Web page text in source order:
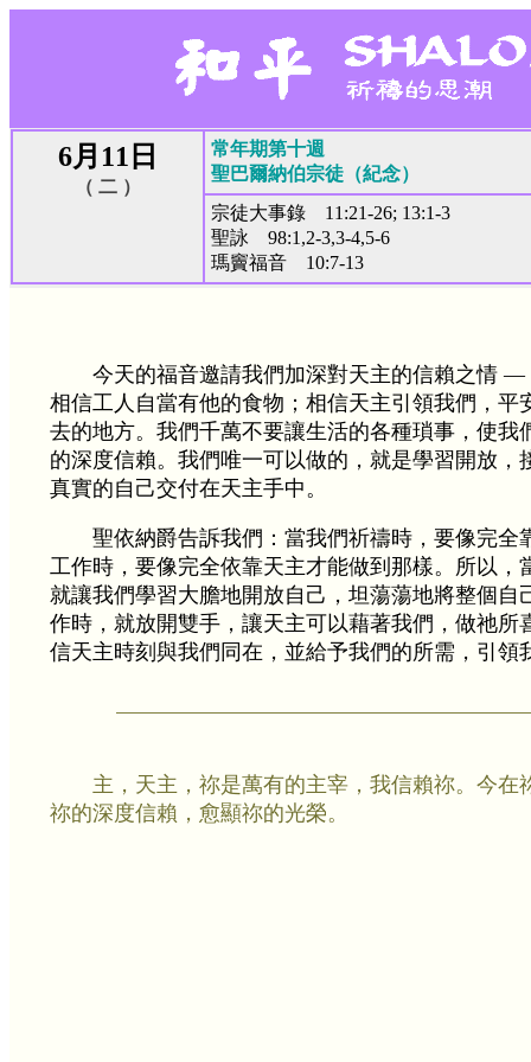
6月11日
（ 二 ）
常年期第十週
聖巴爾納伯宗徒（紀念）
宗徒大事錄 11:21-26; 13:1-3
聖詠 98:1,2-3,3-4,5-6
瑪竇福音 10:7-13
今天的福音邀請我們加深對天主的信賴之情 —
相信工人自當有他的食物；相信天主引領我們，平
去的地方。我們千萬不要讓生活的各種瑣事，使我
的深度信賴。我們唯一可以做的，就是學習開放，
真實的自己交付在天主手中。
聖依納爵告訴我們：當我們祈禱時，要像完全
工作時，要像完全依靠天主才能做到那樣。所以，
就讓我們學習大膽地開放自己，坦蕩蕩地將整個自
作時，就放開雙手，讓天主可以藉著我們，做祂所
信天主時刻與我們同在，並給予我們的所需，引領
主，天主，祢是萬有的主宰，我信賴祢。今在
祢的深度信賴，愈顯祢的光榮。